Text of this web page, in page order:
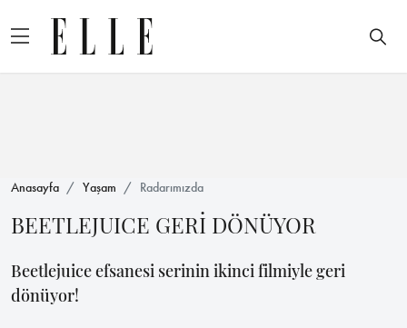
Anasayfa Yaşam Radarımızda
BEETLEJUICE GERİ DÖNÜYOR
Beetlejuice efsanesi serinin ikinci filmiyle geri
dönüyor!